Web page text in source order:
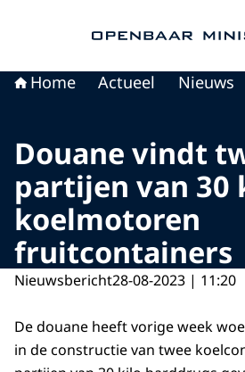
Home Actueel Nieuws
Douane vindt
partijen van 30
koelmotoren
fruitcontainers
Nieuwsbericht28-08-2023 | 11:20
De douane heeft vorige week
in de constructie van twee